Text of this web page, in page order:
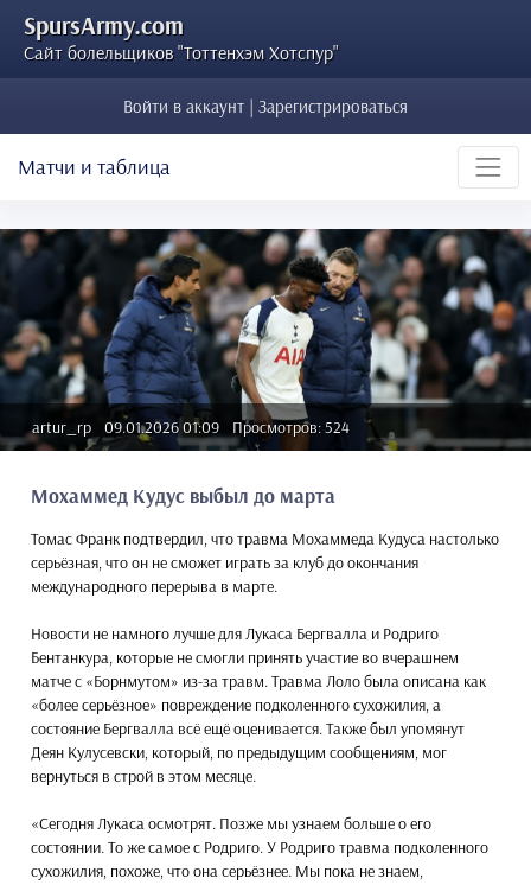
SpursArmy.com
Сайт болельщиков "Тоттенхэм Хотспур"
Войти в аккаунт | Зарегистрироваться
Матчи и таблица
artur_rp 09.01.2026 01:09 Просмотров: 524
Мохаммед Кудус выбыл до марта
Томас Франк подтвердил, что травма Мохаммеда Кудуса настолько
серьёзная, что он не сможет играть за клуб до окончания
международного перерыва в марте.
Новости не намного лучше для Лукаса Бергвалла и Родриго
Бентанкура, которые не смогли принять участие во вчерашнем
матче с «Борнмутом» из-за травм. Травма Лоло была описана как
«более серьёзное» повреждение подколенного сухожилия, а
состояние Бергвалла всё ещё оценивается. Также был упомянут
Деян Кулусевски, который, по предыдущим сообщениям, мог
вернуться в строй в этом месяце.
«Сегодня Лукаса осмотрят. Позже мы узнаем больше о его
состоянии. То же самое с Родриго. У Родриго травма подколенного
сухожилия, похоже, что она серьёзнее. Мы пока не знаем,